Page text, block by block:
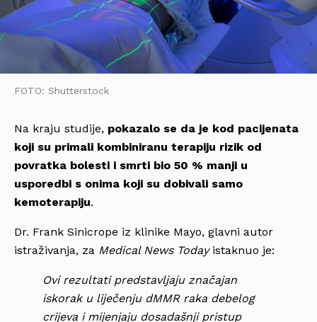
FOTO: Shutterstock
Na kraju studije, pokazalo se da je kod pacijenata
koji su primali kombiniranu terapiju rizik od
povratka bolesti i smrti bio 50 % manji u
usporedbi s onima koji su dobivali samo
kemoterapiju.
Dr. Frank Sinicrope iz klinike Mayo, glavni autor
istraživanja, za Medical News Today istaknuo je:
Ovi rezultati predstavljaju značajan
iskorak u liječenju dMMR raka debelog
crijeva i mijenjaju dosadašnji pristup